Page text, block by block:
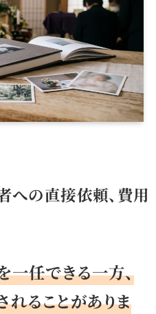
への直接依頼、費用
任できる一方、
ることがありま